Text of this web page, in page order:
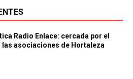
Radio Enlace: cercada por el
asociaciones de Hortaleza